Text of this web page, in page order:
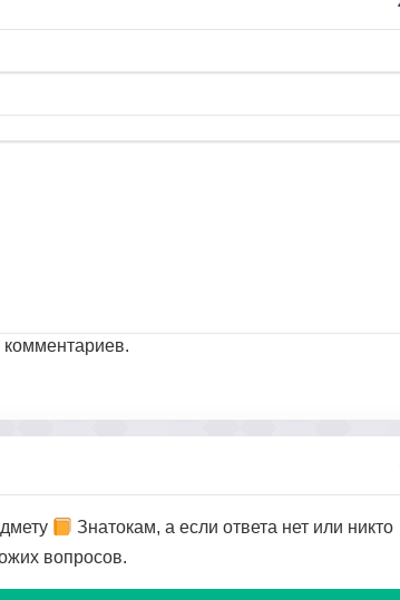
Знатокам, а если ответа нет или никто
вопросов.